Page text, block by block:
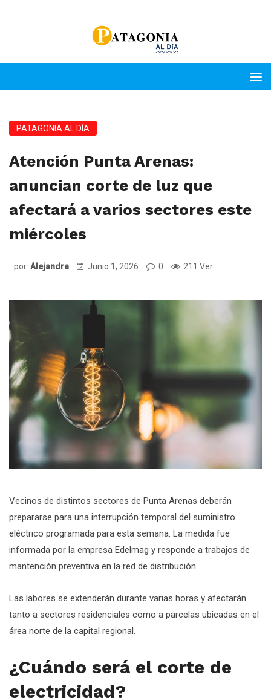
PATAGONIA AL DÍA
Atención Punta Arenas:
anuncian corte de luz que
afectará a varios sectores este
miércoles
por: Alejandra Junio 1, 2026 0 211 Ver
Vecinos de distintos sectores de Punta Arenas deberán
prepararse para una interrupción temporal del suministro
eléctrico programada para esta semana. La medida fue
informada por la empresa Edelmag y responde a trabajos de
mantención preventiva en la red de distribución.
Las labores se extenderán durante varias horas y afectarán
tanto a sectores residenciales como a parcelas ubicadas en el
área norte de la capital regional.
¿Cuándo será el corte de
electricidad?